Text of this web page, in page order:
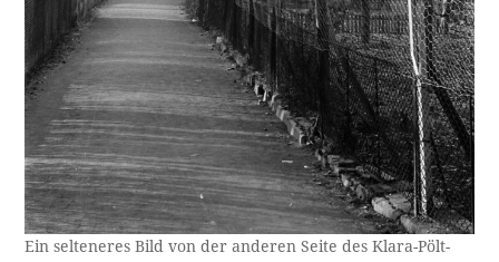
Ein selteneres Bild von der anderen Seite des Klara-Pölt-